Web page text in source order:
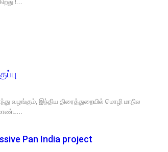
வழங்கும், இந்திய திரைத்துறையில் மொழி மாநில
Pan India project